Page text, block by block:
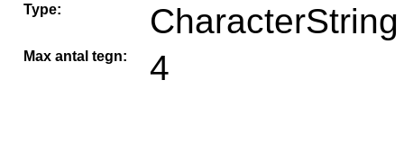
Type: CharacterString
Max antal tegn: 4